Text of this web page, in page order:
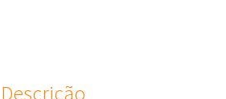
Descrição